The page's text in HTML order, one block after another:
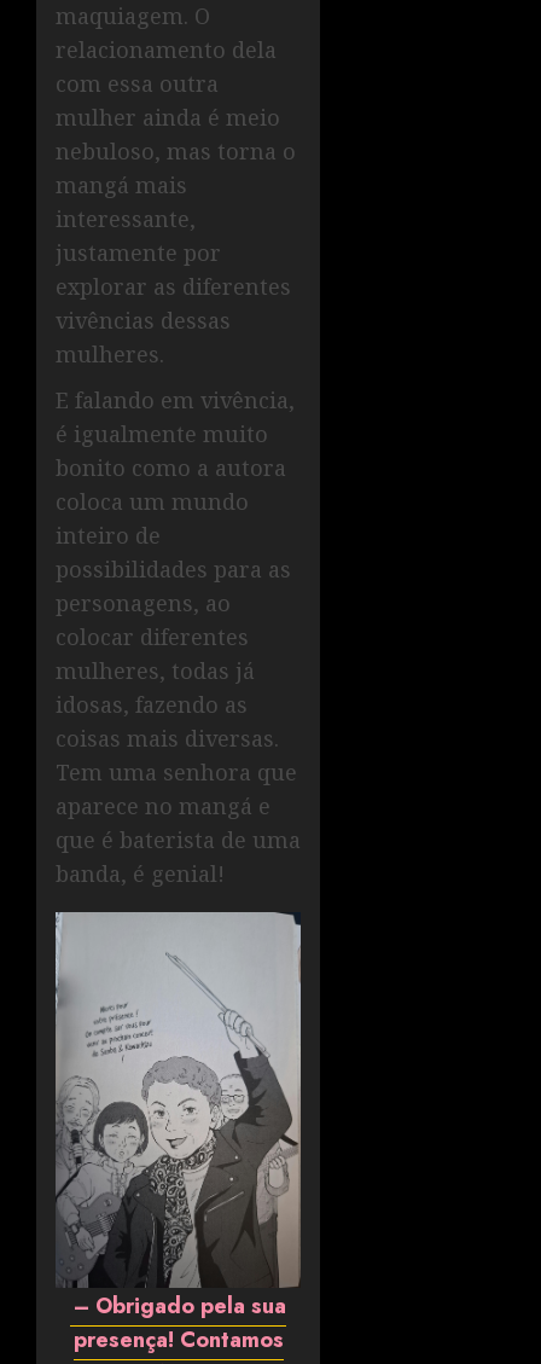
maquiagem. O
relacionamento dela
com essa outra
mulher ainda é meio
nebuloso, mas torna o
mangá mais
interessante,
justamente por
explorar as diferentes
vivências dessas
mulheres.
E falando em vivência,
é igualmente muito
bonito como a autora
coloca um mundo
inteiro de
possibilidades para as
personagens, ao
colocar diferentes
mulheres, todas já
idosas, fazendo as
coisas mais diversas.
Tem uma senhora que
aparece no mangá e
que é baterista de uma
banda, é genial!
– Obrigado pela sua
presença! Contamos